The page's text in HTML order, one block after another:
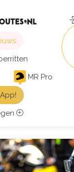
MR Pro